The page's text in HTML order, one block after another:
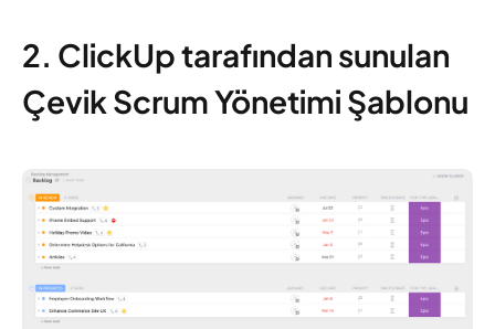
2. ClickUp tarafından sunulan
Çevik Scrum Yönetimi Şablonu